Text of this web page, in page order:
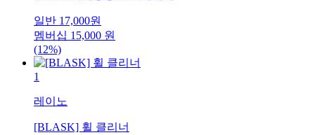
일반 17,000원
멤버십 15,000 원
(12%)
1
레이노
[BLASK] 휠 클리너